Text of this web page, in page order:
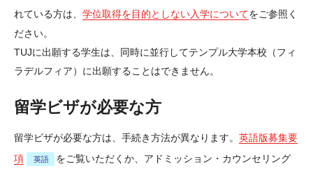
れている方は、 学位取得を目的としない入学についてをご参照く
ださい。
TUJに出願する学生は、同時に並行してテンプル大学本校（フィ
ラデルフィア）に出願することはできません。
留学ビザが必要な方
留学ビザが必要な方は、手続き方法が異なります。 英語版募集要
項
をご覧いただくか、アドミッション・カウンセリング